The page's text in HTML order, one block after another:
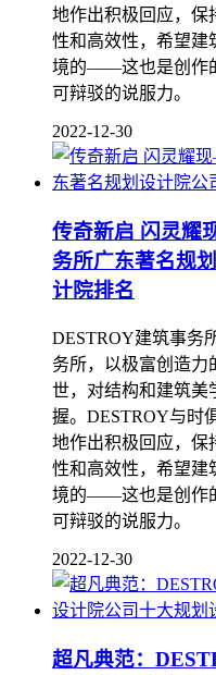
地作出积极回应，保
性和高效性，希望建
境的——这也是创作
可辩驳的说服力。
2022-12-30
传奇新启 闪灵
务所广东著名规
计院排名
DESTROY建筑事务
务所，以极富创造力
世，对结构和建筑美
握。DESTROY与时
地作出积极回应，保
性和高效性，希望建
境的——这也是创作
可辩驳的说服力。
2022-12-30
超凡典范：